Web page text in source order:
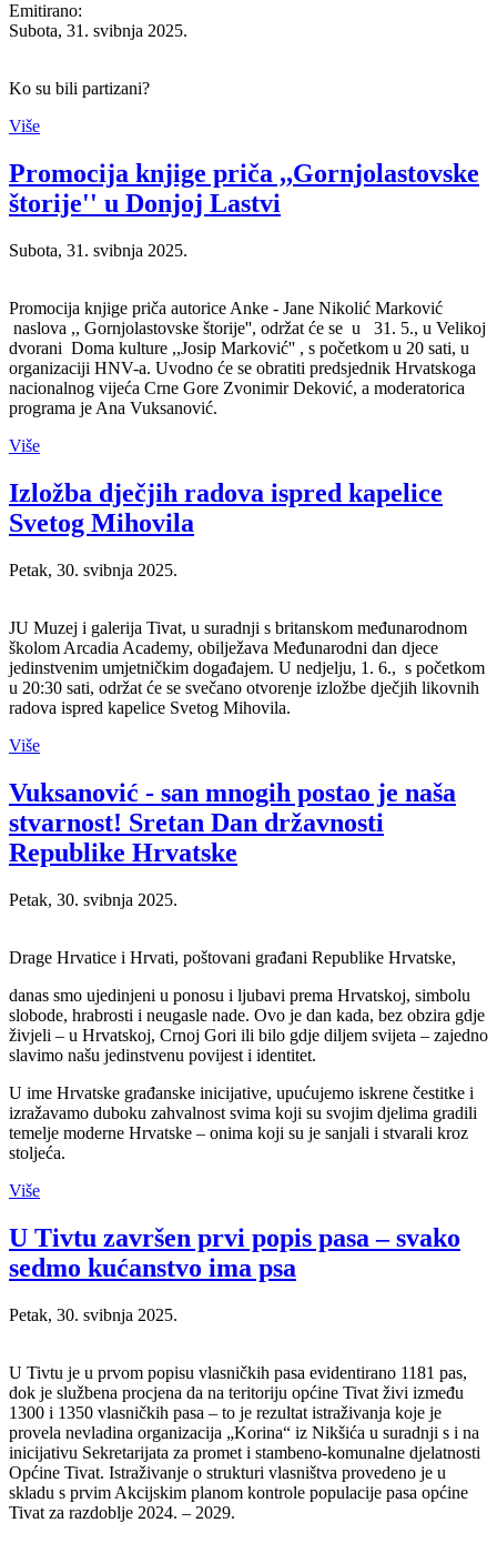
Emitirano:
Subota, 31. svibnja 2025.
Ko su bili partizani?
Više
Promocija knjige priča ,,Gornjolastovske
štorije'' u Donjoj Lastvi
Subota, 31. svibnja 2025.
Promocija knjige priča autorice Anke - Jane Nikolić Marković
naslova ,, Gornjolastovske štorije'', održat će se u
31. 5., u Velikoj
dvorani Doma kulture ,,Josip Marković'' , s početkom u 20 sati, u
organizaciji HNV-a. Uvodno će se obratiti predsjednik Hrvatskoga
nacionalnog vijeća Crne Gore Zvonimir Deković, a moderatorica
programa je Ana Vuksanović.
Više
Izložba dječjih radova ispred kapelice
Svetog Mihovila
Petak, 30. svibnja 2025.
JU Muzej i galerija Tivat, u suradnji s britanskom međunarodnom
školom Arcadia Academy, obilježava Međunarodni dan djece
jedinstvenim umjetničkim događajem. U nedjelju, 1. 6., s početkom
u 20:30 sati, održat će se svečano otvorenje izložbe dječjih likovnih
radova ispred kapelice Svetog Mihovila.
Više
Vuksanović - san mnogih postao je naša
stvarnost! Sretan Dan državnosti
Republike Hrvatske
Petak, 30. svibnja 2025.
Drage Hrvatice i Hrvati, poštovani građani Republike Hrvatske,
danas smo ujedinjeni u ponosu i ljubavi prema Hrvatskoj, simbolu
slobode, hrabrosti i neugasle nade. Ovo je dan kada, bez obzira gdje
živjeli – u Hrvatskoj, Crnoj Gori ili bilo gdje diljem svijeta – zajedno
slavimo našu jedinstvenu povijest i identitet.
U ime Hrvatske građanske inicijative, upućujemo iskrene čestitke i
izražavamo duboku zahvalnost svima koji su svojim djelima gradili
temelje moderne Hrvatske – onima koji su je sanjali i stvarali kroz
stoljeća.
Više
U Tivtu završen prvi popis pasa – svako
sedmo kućanstvo ima psa
Petak, 30. svibnja 2025.
U Tivtu je u prvom popisu vlasničkih pasa evidentirano 1181 pas,
dok je službena procjena da na teritoriju općine Tivat živi između
1300 i 1350 vlasničkih pasa – to je rezultat istraživanja koje je
provela nevladina organizacija „Korina“ iz Nikšića u suradnji s i na
inicijativu Sekretarijata za promet i stambeno-komunalne djelatnosti
Općine Tivat. Istraživanje o strukturi vlasništva provedeno je u
skladu s prvim Akcijskim planom kontrole populacije pasa općine
Tivat za razdoblje 2024. – 2029.